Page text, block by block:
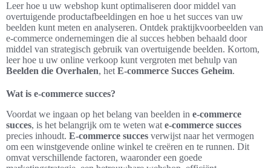
Leer hoe u uw webshop kunt optimaliseren door middel van
overtuigende productafbeeldingen en hoe u het succes van uw
beelden kunt meten en analyseren. Ontdek praktijkvoorbeelden van
e-commerce ondernemingen die al succes hebben behaald door
middel van strategisch gebruik van overtuigende beelden. Kortom,
leer hoe u uw online verkoop kunt vergroten met behulp van
Beelden die Overhalen, het E-commerce Succes Geheim.
Wat is e-commerce succes?
Voordat we ingaan op het belang van beelden in e-commerce
succes, is het belangrijk om te weten wat e-commerce succes
precies inhoudt. E-commerce succes verwijst naar het vermogen
om een winstgevende online winkel te creëren en te runnen. Dit
omvat verschillende factoren, waaronder een goede